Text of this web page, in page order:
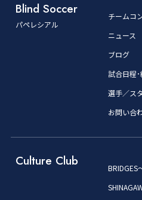
Blind Soccer
パペレシアル
チームコ
ニュース
ブログ
試合日程
選手／ス
お問い合
Culture Club
BRIDGES